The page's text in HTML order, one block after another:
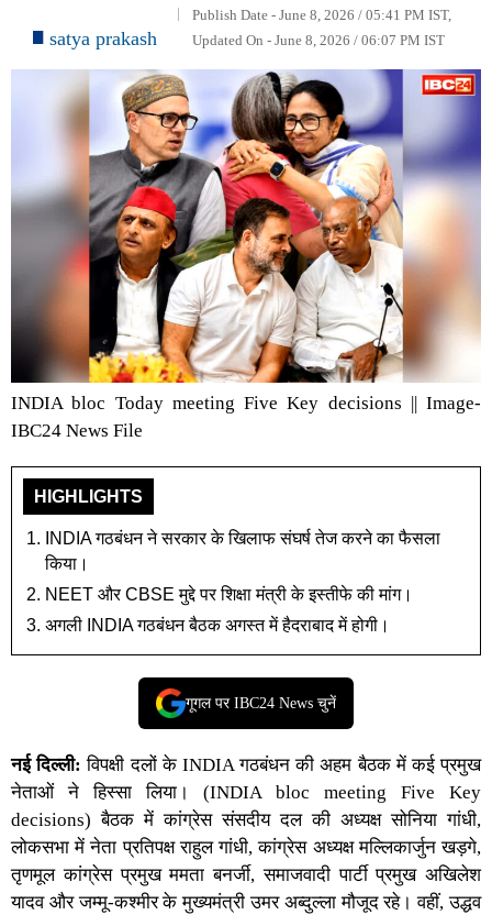
satya prakash
Publish Date - June 8, 2026 / 05:41 PM IST,
Updated On - June 8, 2026 / 06:07 PM IST
INDIA bloc Today meeting Five Key decisions || Image-
IBC24 News File
HIGHLIGHTS
INDIA गठबंधन ने सरकार के खिलाफ संघर्ष तेज करने का फैसला
किया।
NEET और CBSE मुद्दे पर शिक्षा मंत्री के इस्तीफे की मांग।
अगली INDIA गठबंधन बैठक अगस्त में हैदराबाद में होगी।
गूगल पर IBC24 News चुनें
नई दिल्ली: विपक्षी दलों के INDIA गठबंधन की अहम बैठक में कई प्रमुख
नेताओं ने हिस्सा लिया। (INDIA bloc meeting Five Key
decisions) बैठक में कांग्रेस संसदीय दल की अध्यक्ष सोनिया गांधी,
लोकसभा में नेता प्रतिपक्ष राहुल गांधी, कांग्रेस अध्यक्ष मल्लिकार्जुन खड़गे,
तृणमूल कांग्रेस प्रमुख ममता बनर्जी, समाजवादी पार्टी प्रमुख अखिलेश
यादव और जम्मू-कश्मीर के मुख्यमंत्री उमर अब्दुल्ला मौजूद रहे। वहीं, उद्धव